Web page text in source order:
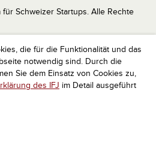
die für die Funktionalität und das
notwendig sind. Durch die
Sie dem Einsatz von Cookies zu,
des IFJ im Detail ausgeführt
Schweizer Startups. Alle Rechte